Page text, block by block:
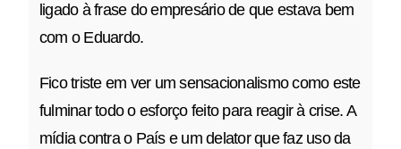
ligado à frase do empresário de que estava bem
com o Eduardo.
Fico triste em ver um sensacionalismo como este
fulminar todo o esforço feito para reagir à crise. A
mídia contra o País e um delator que faz uso da